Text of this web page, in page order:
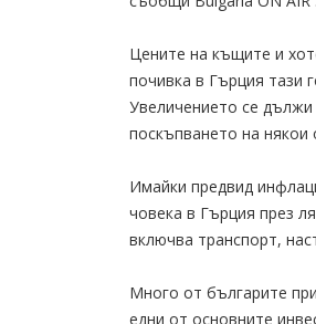
Цените на къщите и
почивка в Гърция тази
Увеличението се дължи
поскъпването на някои
Имайки предвид
човека в Гърция през
включва транспорт,
Много от българите
едни от основните